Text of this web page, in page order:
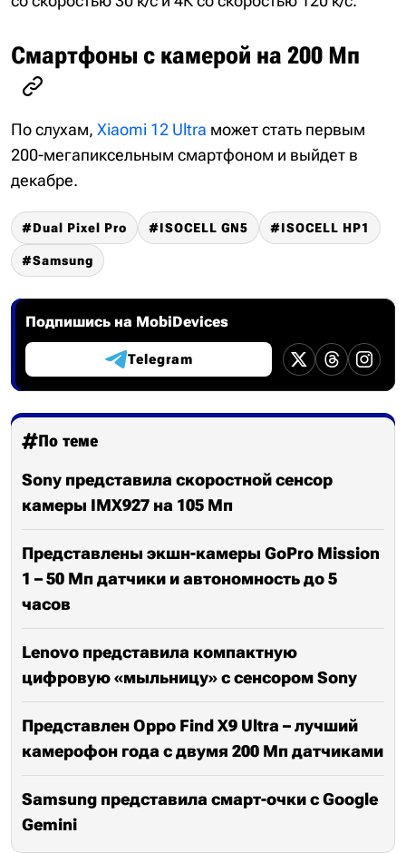
Смартфоны с камерой на 200 Мп
По слухам, Xiaomi 12 Ultra может стать первым
200-мегапиксельным смартфоном и выйдет в
декабре.
Dual Pixel Pro ISOCELL GN5 ISOCELL HP1
Samsung
Подпишись на MobiDevices
Telegram
По теме
Sony представила скоростной сенсор
камеры IMX927 на 105 Мп
Представлены экшн-камеры GoPro Mission
1 – 50 Мп датчики и автономность до 5
часов
Lenovo представила компактную
цифровую «мыльницу» с сенсором Sony
Представлен Oppo Find X9 Ultra – лучший
камерофон года с двумя 200 Мп датчиками
Samsung представила смарт-очки с Google
Gemini